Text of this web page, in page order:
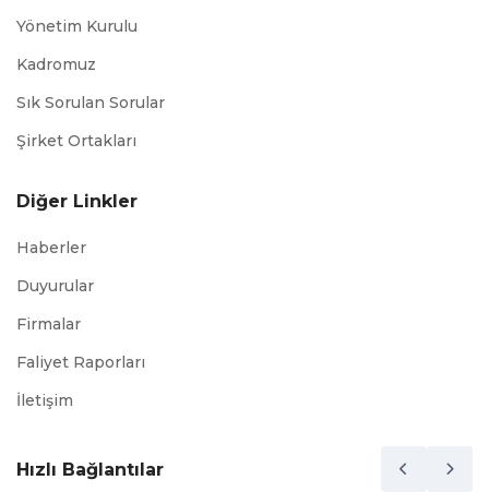
Yönetim Kurulu
Kadromuz
Sık Sorulan Sorular
Şirket Ortakları
Diğer Linkler
Haberler
Duyurular
Firmalar
Faliyet Raporları
İletişim
Hızlı Bağlantılar